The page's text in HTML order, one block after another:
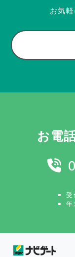
お気
お電
年